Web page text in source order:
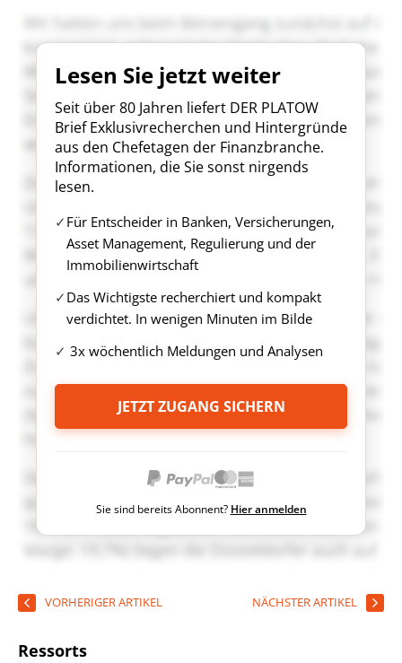
Lesen Sie jetzt weiter
Seit über 80 Jahren liefert DER PLATOW
Brief Exklusivrecherchen und Hintergründe
aus den Chefetagen der Finanzbranche.
Informationen, die Sie sonst nirgends
lesen.
Für Entscheider in Banken, Versicherungen,
Asset Management, Regulierung und der
Immobilienwirtschaft
Das Wichtigste recherchiert und kompakt
verdichtet. In wenigen Minuten im Bilde
3x wöchentlich Meldungen und Analysen
JETZT ZUGANG SICHERN
Sie sind bereits Abonnent? Hier anmelden
VORHERIGER ARTIKEL NÄCHSTER ARTIKEL
Ressorts